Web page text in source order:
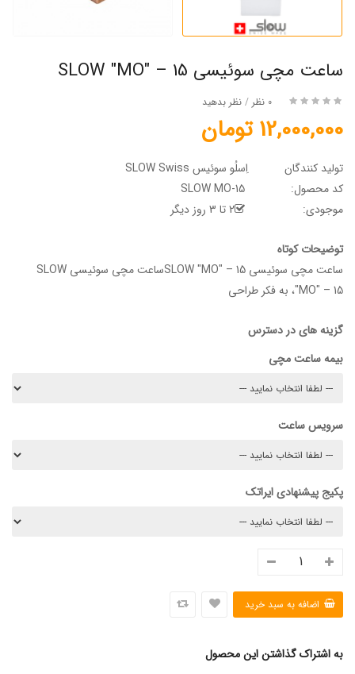
ساعت مچی سوئیسی SLOW "MO" – 15
0 نظر / نظر بدهید
12,000,000 تومان
تولید کنندگان
اِسلُو سوئیس SLOW Swiss
کد محصول:
موجودی:
2 تا 3 روز دیگر
توضیحات کوتاه
ساعت مچی سوئیسی SLOW "MO" – 15ساعت مچی سوئیسی SLOW
"MO" – 15، به فکر طراحی
گزینه های در دسترس
بیمه ساعت مچی
سرویس ساعت
پکیج پیشنهادی ایراتک
به اشتراک گذاشتن این محصول